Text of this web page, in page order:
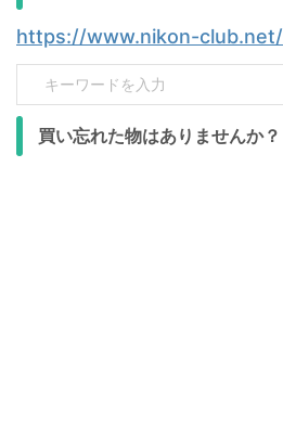
https://www.nikon-club.net/
買い忘れた物はありませんか？